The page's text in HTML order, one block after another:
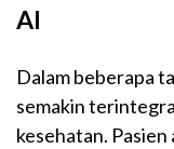
AI
Dalam beberapa
semakin
kesehatan.